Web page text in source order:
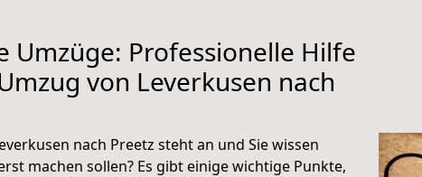
Umzüge: Professionelle Hilfe
von Leverkusen nach
nach Preetz steht an und Sie wissen
machen sollen? Es gibt einige wichtige Punkte,